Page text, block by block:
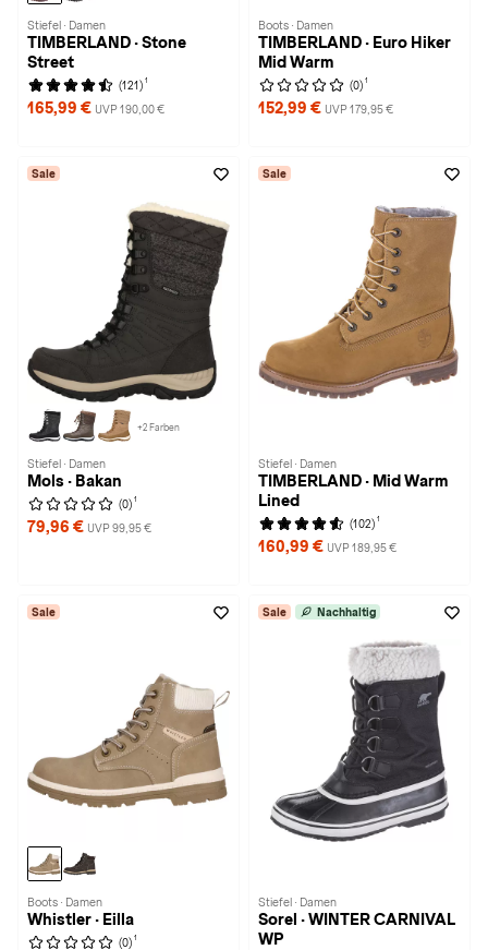
Stiefel · Damen
TIMBERLAND · Stone
Street
(121) 1
165,99 € UVP 190,00 €
Boots · Damen
TIMBERLAND · Euro Hiker
Mid Warm
(0) 1
152,99 € UVP 179,95 €
Sale
+2 Farben
Stiefel · Damen
Mols · Bakan
(0) 1
79,96 € UVP 99,95 €
Sale
Stiefel · Damen
TIMBERLAND · Mid Warm
Lined
(102) 1
160,99 € UVP 189,95 €
Sale
Boots · Damen
Whistler · Eilla
(0) 1
Sale Nachhaltig
Stiefel · Damen
Sorel · WINTER CARNIVAL
WP